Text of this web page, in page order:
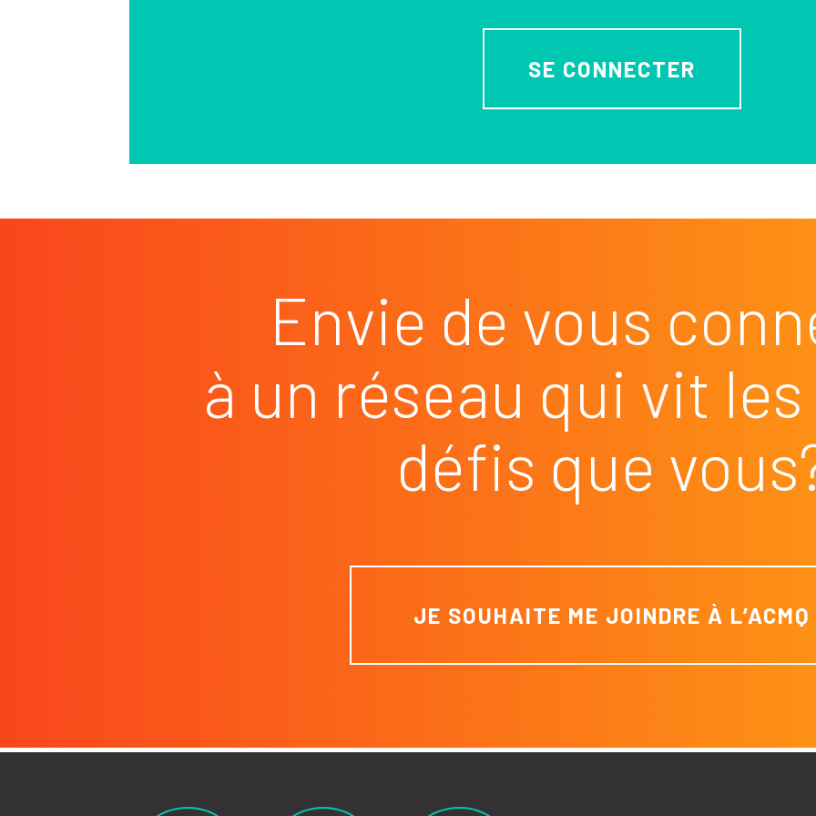
SE CONNECTER
Envie de vous
à un réseau qui vit
défis que
JE SOUHAITE ME JOINDRE À L’ACMQ